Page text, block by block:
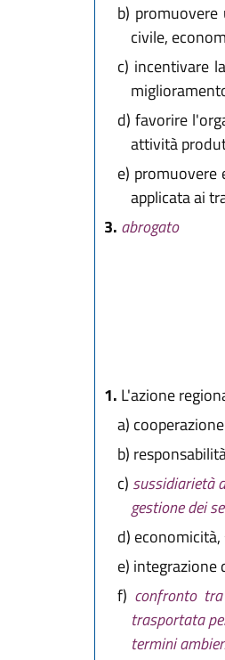
b)
civile,
c) incentivare
d) favorire
attività
e) promuovere
applicata ai
3. abrogato
1. L'azione
a)
b)
c) sussidiarietà
gestione dei
d)
e) integrazione
f) confronto
trasportata
termini